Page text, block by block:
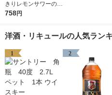
きりレモンサワーの素
25度 1L 1本 東亜酒
758円
洋酒・リキュールの人気ラン
1 2